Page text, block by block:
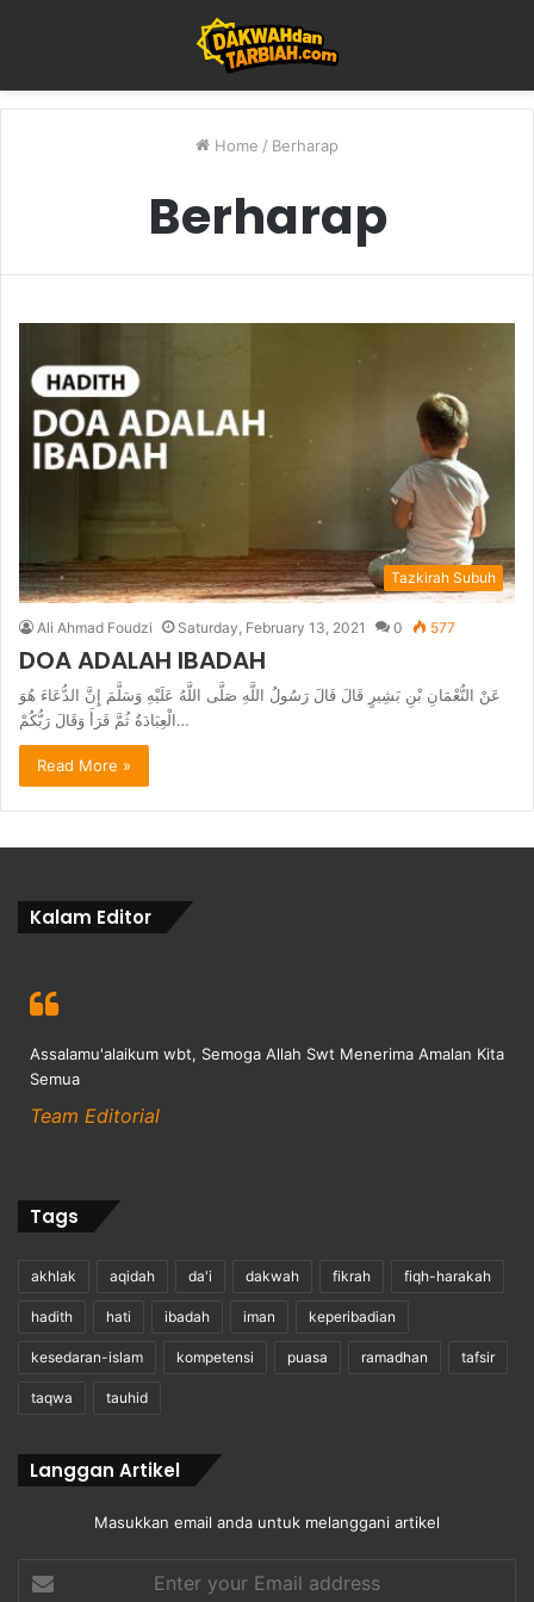
Home / Berharap
Berharap
Tazkirah Subuh
Ali Ahmad Foudzi Saturday, February 13, 2021 0 577
DOA ADALAH IBADAH
عَنْ النُّعْمَانِ بْنِ بَشِيرٍ قَالَ قَالَ رَسُولُ اللَّهِ صَلَّى اللَّهُ عَلَيْهِ وَسَلَّمَ إِنَّ الدُّعَاءَ هُوَ
الْعِبَادَةُ ثُمَّ قَرَأَ وَقَالَ رَبُّكُمْ…
Read More »
Kalam Editor
Assalamu'alaikum wbt, Semoga Allah Swt Menerima Amalan Kita
Semua
Team Editorial
Tags
akhlak aqidah da'i dakwah fikrah fiqh-harakah
hadith hati ibadah iman keperibadian
kesedaran-islam kompetensi puasa ramadhan tafsir
taqwa tauhid
Langgan Artikel
Masukkan email anda untuk melanggani artikel
your